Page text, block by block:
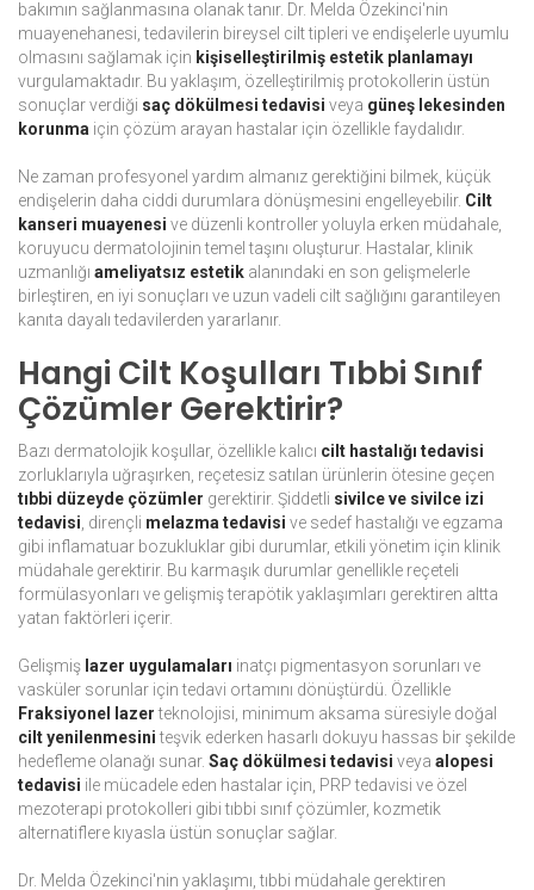
bakımın sağlanmasına olanak tanır. Dr. Melda Özekinci'nin
muayenehanesi, tedavilerin bireysel cilt tipleri ve endişelerle uyumlu
olmasını sağlamak için kişiselleştirilmiş estetik planlamayı
vurgulamaktadır. Bu yaklaşım, özelleştirilmiş protokollerin üstün
sonuçlar verdiği saç dökülmesi tedavisi veya güneş lekesinden
korunma için çözüm arayan hastalar için özellikle faydalıdır.
Ne zaman profesyonel yardım almanız gerektiğini bilmek, küçük
endişelerin daha ciddi durumlara dönüşmesini engelleyebilir. Cilt
kanseri muayenesi ve düzenli kontroller yoluyla erken müdahale,
koruyucu dermatolojinin temel taşını oluşturur. Hastalar, klinik
uzmanlığı ameliyatsız estetik alanındaki en son gelişmelerle
birleştiren, en iyi sonuçları ve uzun vadeli cilt sağlığını garantileyen
kanıta dayalı tedavilerden yararlanır.
Hangi Cilt Koşulları Tıbbi Sınıf
Çözümler Gerektirir?
Bazı dermatolojik koşullar, özellikle kalıcı cilt hastalığı tedavisi
zorluklarıyla uğraşırken, reçetesiz satılan ürünlerin ötesine geçen
tıbbi düzeyde çözümler gerektirir. Şiddetli sivilce ve sivilce izi
tedavisi , dirençli melazma tedavisi ve sedef hastalığı ve egzama
gibi inflamatuar bozukluklar gibi durumlar, etkili yönetim için klinik
müdahale gerektirir. Bu karmaşık durumlar genellikle reçeteli
formülasyonları ve gelişmiş terapötik yaklaşımları gerektiren altta
yatan faktörleri içerir.
Gelişmiş lazer uygulamaları inatçı pigmentasyon sorunları ve
vasküler sorunlar için tedavi ortamını dönüştürdü. Özellikle
Fraksiyonel lazerteknolojisi, minimum aksama süresiyle doğal
cilt yenilenmesiniteşvik ederken hasarlı dokuyu hassas bir şekilde
hedefleme olanağı sunar. Saç dökülmesi tedavisi veya alopesi
tedavisi ile mücadele eden hastalar için, PRP tedavisi ve özel
mezoterapi protokolleri gibi tıbbi sınıf çözümler, kozmetik
alternatiflere kıyasla üstün sonuçlar sağlar.
Dr. Melda Özekinci'nin yaklaşımı, tıbbi müdahale gerektiren